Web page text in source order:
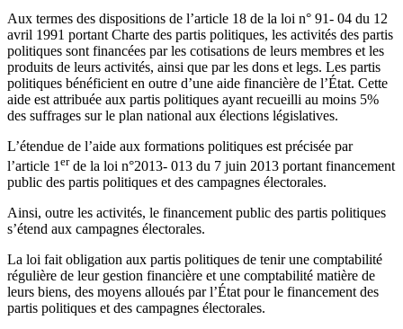
Aux termes des dispositions de l’article 18 de la loi n° 91- 04 du 12
avril 1991 portant Charte des partis politiques, les activités des partis
politiques sont financées par les cotisations de leurs membres et les
produits de leurs activités, ainsi que par les dons et legs. Les partis
politiques bénéficient en outre d’une aide financière de l’État. Cette
aide est attribuée aux partis politiques ayant recueilli au moins 5%
des suffrages sur le plan national aux élections législatives.
L’étendue de l’aide aux formations politiques est précisée par
l’article 1 erde la loi n°2013- 013 du 7 juin 2013 portant financement
public des partis politiques et des campagnes électorales.
Ainsi, outre les activités, le financement public des partis politiques
s’étend aux campagnes électorales.
La loi fait obligation aux partis politiques de tenir une comptabilité
régulière de leur gestion financière et une comptabilité matière de
leurs biens, des moyens alloués par l’État pour le financement des
partis politiques et des campagnes électorales.